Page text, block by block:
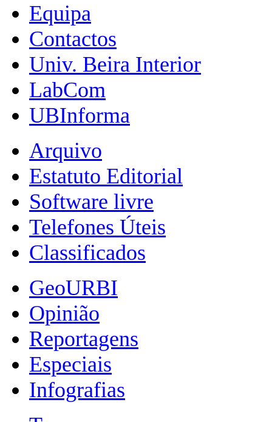
Equipa
Contactos
Univ. Beira Interior
LabCom
UBInforma
Arquivo
Estatuto Editorial
Software livre
Telefones Úteis
Classificados
GeoURBI
Opinião
Reportagens
Especiais
Infografias